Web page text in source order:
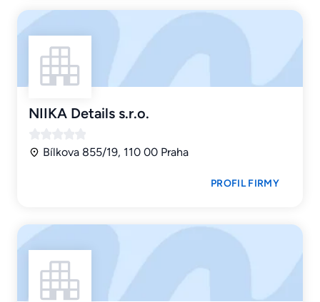
NIIKA Details s.r.o.
Bílkova 855/19, 110 00 Praha
PROFIL FIRMY